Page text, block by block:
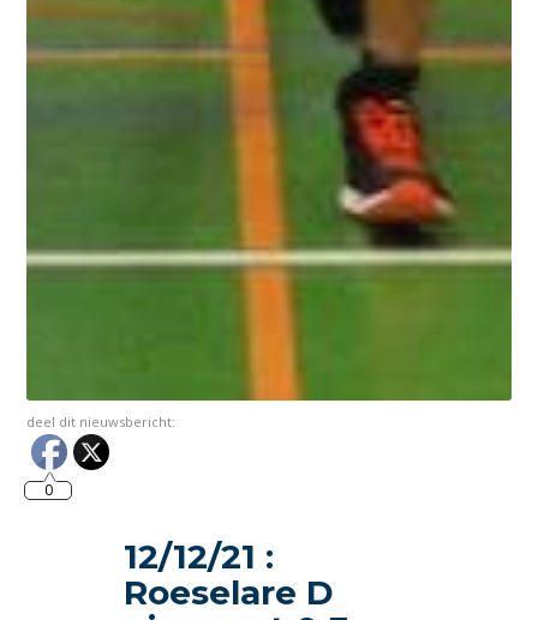
deel dit nieuwsbericht:
0
12/12/21 :
Roeselare D